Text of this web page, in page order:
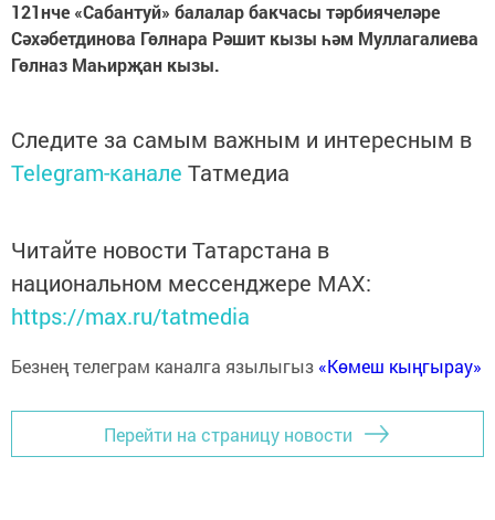
121нче «Сабантуй» балалар бакчасы тәрбиячеләре
Сәхәбетдинова Гөлнара Рәшит кызы һәм Муллагалиева
Гөлназ Маһирҗан кызы.
Следите за самым важным и интересным в
Telegram-канале Татмедиа
Читайте новости Татарстана в
национальном мессенджере MАХ:
https://max.ru/tatmedia
Безнең телеграм каналга язылыгыз «Көмеш кыңгырау»
Перейти на страницу новости